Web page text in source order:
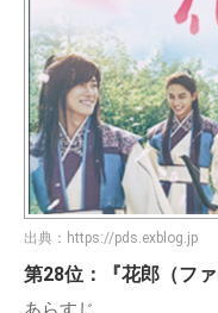
出典： https://pds.exblog.jp
第28位：『花郎（フ